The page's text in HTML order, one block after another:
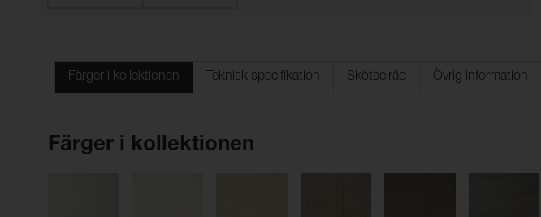
Färger i kollektionen Teknisk specifikation Skötselråd Övrig information
Färger i kollektionen